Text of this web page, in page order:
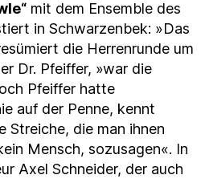
mit dem Ensemble des
in Schwarzenbek: »Das
die Herrenrunde um
Dr. Pfeiffer, »war die
Pfeiffer hatte
auf der Penne, kennt
Streiche, die man ihnen
Mensch, sozusagen«. In
Axel Schneider, der auch